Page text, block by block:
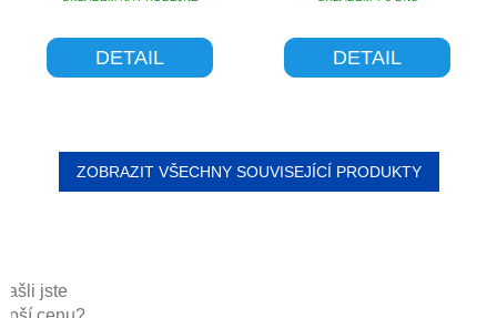
jste
produktu
DETAIL DETAIL
ZOBRAZIT VŠECHNY SOUVISEJÍCÍ PRODUKTY